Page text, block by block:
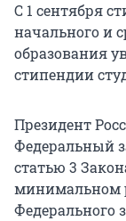
С 1 сентября
начального и
образования
стипендии
Президент
Федеральный
статью 3
минимальном
Федерального